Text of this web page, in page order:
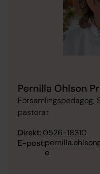
Pernilla Ohlson
Församlingspedagog,
pastorat
Direkt: 0526-18310
E-post:
e